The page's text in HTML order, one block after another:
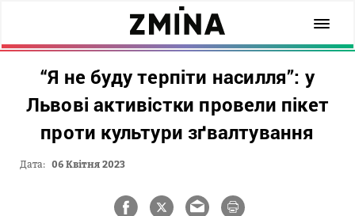
“Я не буду терпіти насилля”: у
Львові активістки провели пікет
проти культури зґвалтування
Дата: 06 Квітня 2023